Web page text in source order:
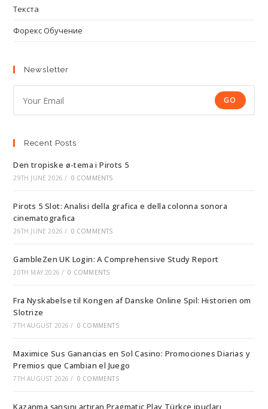
Текста
Форекс Обучение
Newsletter
GO
Recent Posts
Den tropiske ø-tema i Pirots 5
29TH JUNE 2026 / 0 COMMENTS
Pirots 5 Slot: Analisi della grafica e della colonna sonora
cinematografica
26TH JUNE 2026 / 0 COMMENTS
GambleZen UK Login: A Comprehensive Study Report
20TH MAY 2026 / 0 COMMENTS
Fra Nyskabelse til Kongen af Danske Online Spil: Historien om
Slotrize
7TH AUGUST 2026 / 0 COMMENTS
Maximice Sus Ganancias en Sol Casino: Promociones Diarias y
Premios que Cambian el Juego
7TH AUGUST 2026 / 0 COMMENTS
Kazanma şansını artıran Pragmatic Play Türkçe ipuçları